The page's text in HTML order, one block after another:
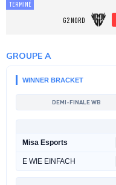
TERMINÉ
G2 NORD
GROUPE A
WINNER BRACKET
DEMI-FINALE WB
Misa Esports
E WIE EINFACH